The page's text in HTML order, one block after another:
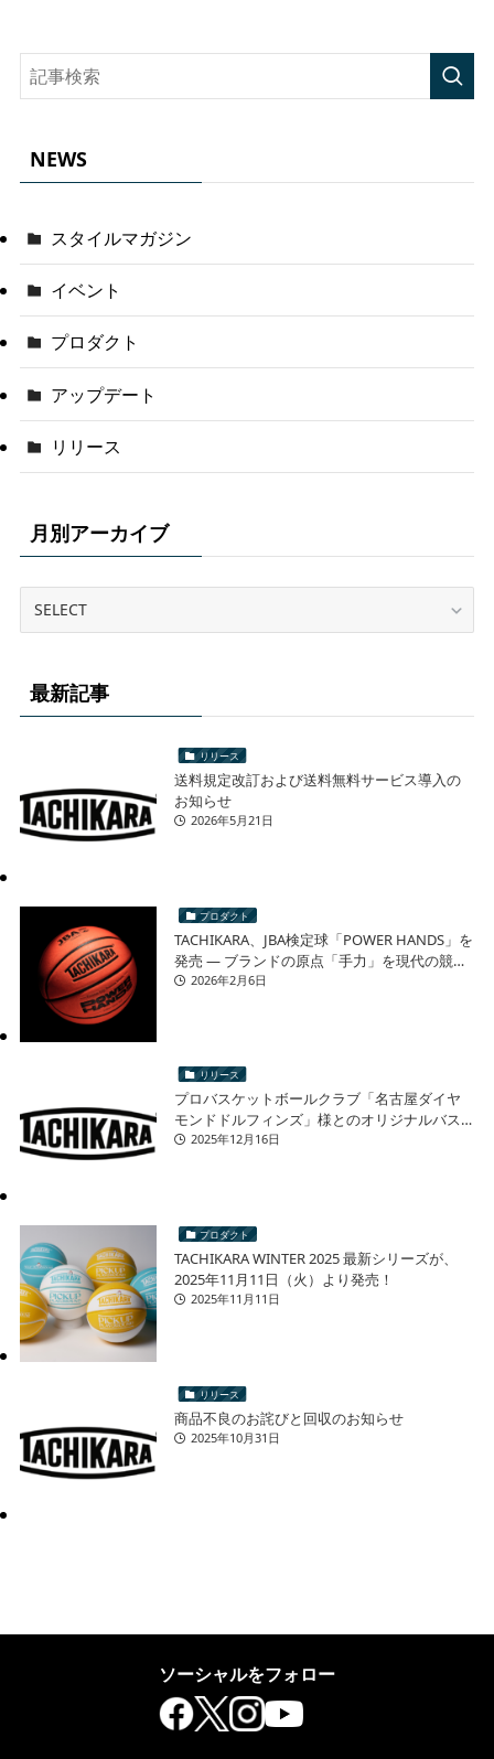
NEWS
スタイルマガジン
イベント
プロダクト
アップデート
リリース
月別アーカイブ
最新記事
リリース
送料規定改訂および送料無料サービス導入の
お知らせ
2026年5月21日
プロダクト
TACHIKARA、JBA検定球「POWER HANDS」を
発売 ― ブランドの原点「手力」を現代の競技
シーンへ ―
2026年2月6日
リリース
プロバスケットボールクラブ「名古屋ダイヤ
モンドドルフィンズ」様とのオリジナルバス
ケットボール 再販売に関するお知らせ
2025年12月16日
プロダクト
TACHIKARA WINTER 2025 最新シリーズが、
2025年11月11日（火）より発売！
2025年11月11日
リリース
商品不良のお詫びと回収のお知らせ
2025年10月31日
ソーシャルをフォロー